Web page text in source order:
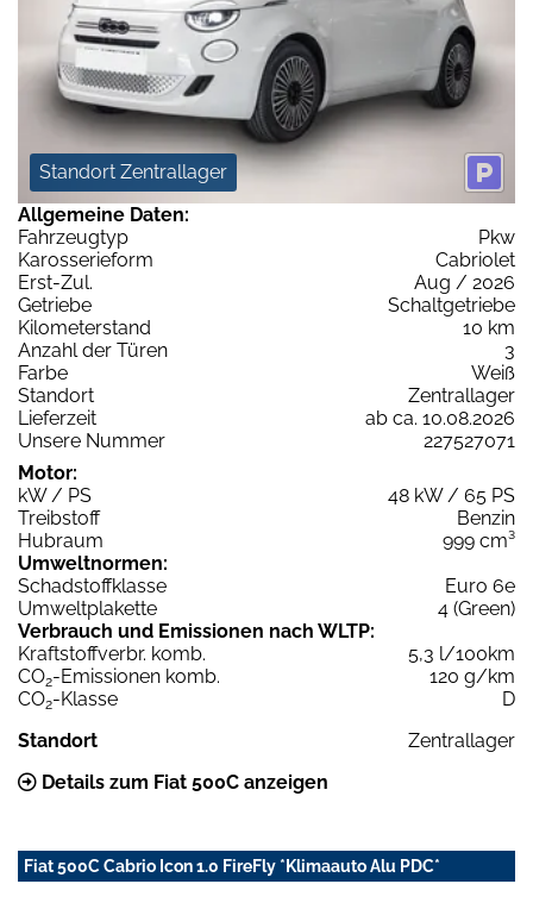
Standort Zentrallager
Allgemeine Daten:
Fahrzeugtyp
Pkw
Karosserieform
Cabriolet
Erst-Zul.
Aug / 2026
Getriebe
Schaltgetriebe
Kilometerstand
10 km
Anzahl der Türen
3
Farbe
Weiß
Standort
Zentrallager
Lieferzeit
ab ca. 10.08.2026
Unsere Nummer
227527071
Motor:
kW / PS
48 kW / 65 PS
Treibstoff
Benzin
Hubraum
999 cm³
Umweltnormen:
Schadstoffklasse
Euro 6e
Umweltplakette
4 (Green)
Verbrauch und Emissionen nach WLTP:
Kraftstoffverbr. komb.
5,3 l/100km
CO2-Emissionen komb.
120 g/km
CO2-Klasse
D
Standort
Zentrallager
Details zum Fiat 500C anzeigen
Fiat 500C Cabrio Icon 1.0 FireFly *Klimaauto Alu PDC*